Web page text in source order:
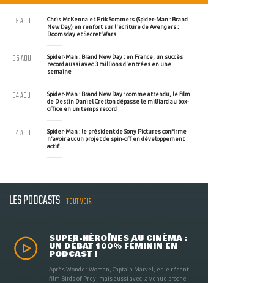
Chris McKenna et Erik Sommers (Spider-Man : Brand
New Day) en renfort sur l'écriture de Avengers :
Doomsday et Secret Wars
06 AOU
Spider-Man : Brand New Day : en France, un succès
record aussi avec 3 millions d'entrées en une
semaine
05 AOU
Spider-Man : Brand New Day : comme attendu, le film
de Destin Daniel Cretton dépasse le milliard au box-
office en un temps record
04 AOU
Spider-Man : le président de Sony Pictures confirme
n'avoir aucun projet de spin-off en développement
actif
04 AOU
LES PODCASTS TOUT VOIR
SUPER-HÉROÏNES AU CINÉMA :
UN DÉBAT 100% FÉMININ EN
PODCAST !
Après Wonder Woman, Captain Marvel, et le récent
film Birds of Prey, mais aussi avec la venue proche